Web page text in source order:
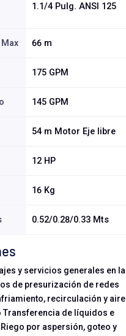
1.1/4 Pulg. ANSI 125
66 m
175 GPM
145 GPM
54 m Motor Eje libre
12 HP
16 Kg
0.52/0.28/0.33 Mts
y servicios generales en la
de presurización de redes
recirculación y aire
de líquidos e
por aspersión, goteo y